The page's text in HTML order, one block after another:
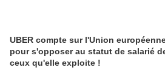
UBER compte sur l'Union
pour s'opposer au statut de salarié
ceux qu'elle exploite !